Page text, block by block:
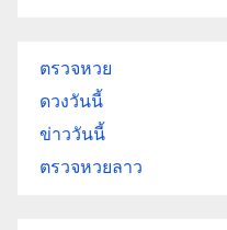
ตรวจหวย
ดวงวันนี้
ข่าววันนี้
ตรวจหวยลาว